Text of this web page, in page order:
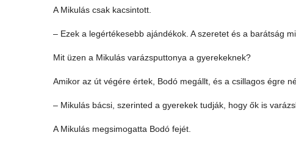
A Mikulás csak kacsintott.
– Ezek a legértékesebb ajándékok. A szeretet és a barátság
Mit üzen a Mikulás varázsputtonya a gyerekeknek?
Amikor az út végére értek, Bodó megállt, és a csillagos égre
– Mikulás bácsi, szerinted a gyerekek tudják, hogy ők is
A Mikulás megsimogatta Bodó fejét.